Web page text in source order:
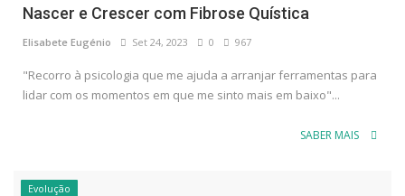
Nascer e Crescer com Fibrose Quística
Elisabete Eugénio Set 24, 2023 0 967
"Recorro à psicologia que me ajuda a arranjar ferramentas para
lidar com os momentos em que me sinto mais em baixo"...
SABER MAIS
Evolução